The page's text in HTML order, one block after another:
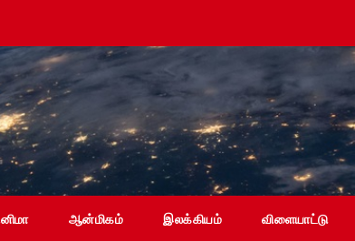
ஆன்மிகம் இலக்கியம் விளையாட்டு